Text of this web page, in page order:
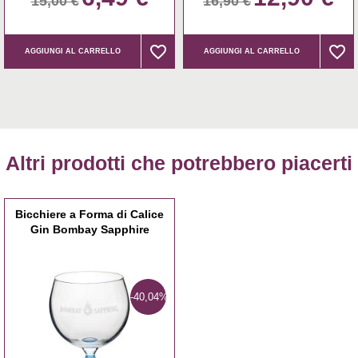
AGGIUNGI AL CARRELLO favorite_border
favorite_border AGGIUNGI AL CARRELLO favorite_border
favorite_border
Altri prodotti che potrebbero piacerti
Bicchiere a Forma di Calice
Gin Bombay Sapphire
-40,04%